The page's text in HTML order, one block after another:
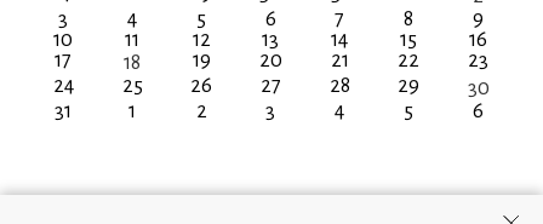
3
4 5 6 7 8
9
10
11 12 13 14 15
16
17
18 19 20 21 22
23
24
25 26 27 28 29
30
31
1 2 3 4 5 6